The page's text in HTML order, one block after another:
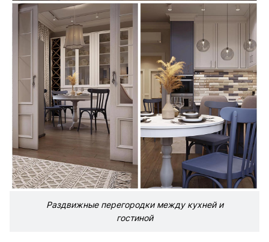
Раздвижные перегородки между кухней и
гостиной